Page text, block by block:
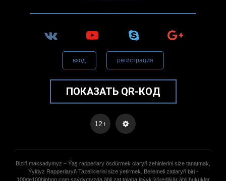
вход регистрация
ПОКАЗАТЬ QR-КОД
12+
Biziñ maksadymyz – Ýaş rapperlary ösdürmek olaryñ zehinlerini size tanatmak,
Ýyldyz Rapperlaryñ Tazeliklerini size ýetirmek. Bellemeli zatlaryñ biri -
100de100hiphop.com saýdymyzda ähli zat talaba laýyk ýöredilýär ähli hukuklar